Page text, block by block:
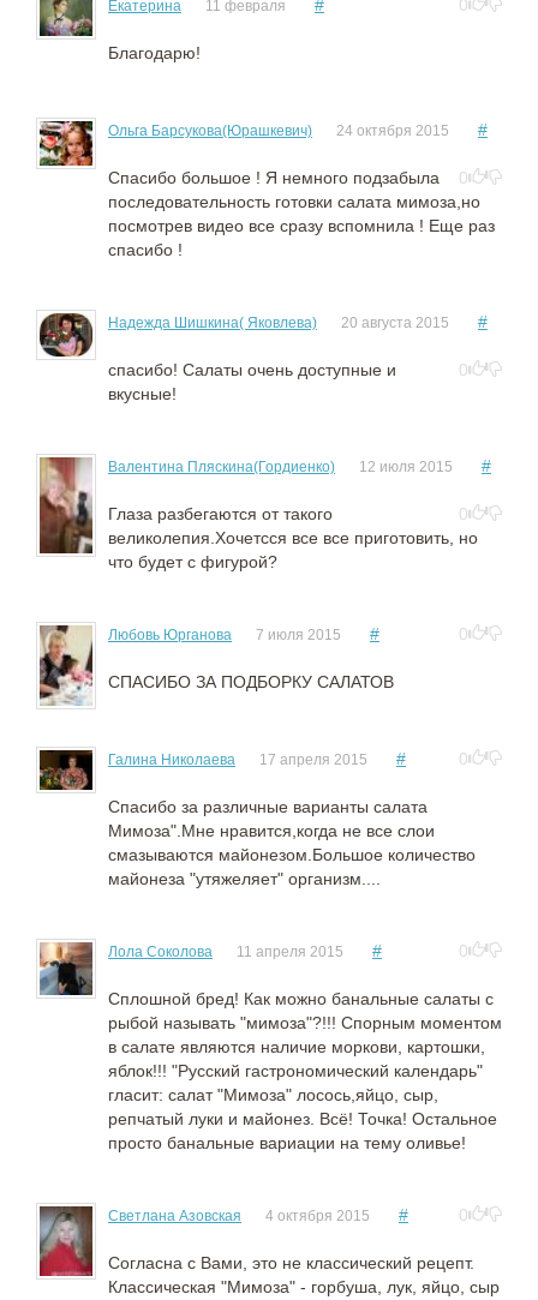
Екатерина 11 февраля # 0
Благодарю!
Ольга Барсукова(Юрашкевич) 24 октября 2015 #
0
Спасибо большое ! Я немного подзабыла
последовательность готовки салата мимоза,но
посмотрев видео все сразу вспомнила ! Еще раз
спасибо !
Надежда Шишкина( Яковлева) 20 августа 2015 #
0
спасибо! Салаты очень доступные и
вкусные!
Валентина Пляскина(Гордиенко) 12 июля 2015 #
0
Глаза разбегаются от такого
великолепия.Хочетсся все все приготовить, но
что будет с фигурой?
Любовь Юрганова 7 июля 2015 # 0
СПАСИБО ЗА ПОДБОРКУ САЛАТОВ
Галина Николаева 17 апреля 2015 # 0
Спасибо за различные варианты салата
Мимоза".Мне нравится,когда не все слои
смазываются майонезом.Большое количество
майонеза "утяжеляет" организм....
Лола Соколова 11 апреля 2015 # 0
Сплошной бред! Как можно банальные салаты с
рыбой называть "мимоза"?!!! Спорным моментом
в салате являются наличие моркови, картошки,
яблок!!! "Русский гастрономический календарь"
гласит: салат "Мимоза" лосось,яйцо, сыр,
репчатый луки и майонез. Всё! Точка! Остальное
просто банальные вариации на тему оливье!
Светлана Азовская 4 октября 2015 # 0
Согласна с Вами, это не классический рецепт.
Классическая "Мимоза" - горбуша, лук, яйцо, сыр